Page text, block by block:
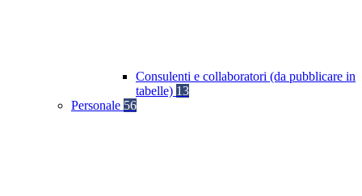
Consulenti e collaboratori (da pubblicare in
tabelle) 13
Personale 56